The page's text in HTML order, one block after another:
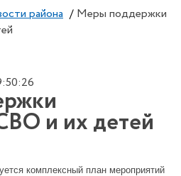
района / Меры поддержки
и их детей
комплексный план мероприятий